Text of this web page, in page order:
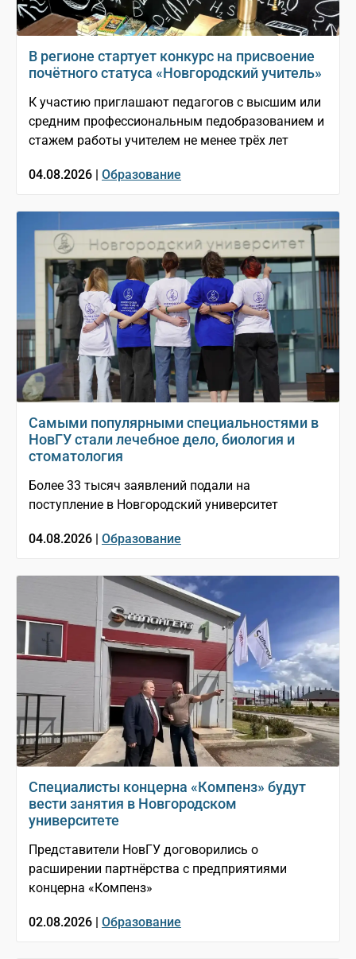
В регионе стартует конкурс на присвоение
почётного статуса «Новгородский учитель»
К участию приглашают педагогов с высшим или
средним профессиональным педобразованием и
стажем работы учителем не менее трёх лет
04.08.2026 | Образование
Самыми популярными специальностями в
НовГУ стали лечебное дело, биология и
стоматология
Более 33 тысяч заявлений подали на
поступление в Новгородский университет
04.08.2026 | Образование
Специалисты концерна «Компенз» будут
вести занятия в Новгородском
университете
Представители НовГУ договорились о
расширении партнёрства с предприятиями
концерна «Компенз»
02.08.2026 | Образование